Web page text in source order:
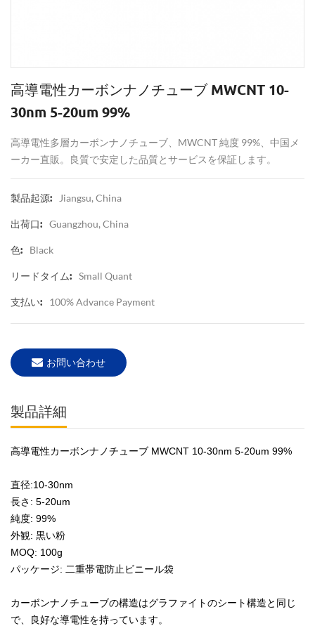
高導電性カーボンナノチューブ MWCNT 10-
30nm 5-20um 99%
高導電性多層カーボンナノチューブ、MWCNT 純度 99%、中国メ
ーカー直販。良質で安定した品質とサービスを保証します。
製品起源: Jiangsu, China
出荷口: Guangzhou, China
色: Black
リードタイム: Small Quant
支払い: 100% Advance Payment
お問い合わせ
製品詳細
高導電性カーボンナノチューブ MWCNT 10-30nm 5-20um 99%
直径:10-30nm
長さ: 5-20um
純度: 99%
外観: 黒い粉
MOQ: 100g
パッケージ: 二重帯電防止ビニール袋
カーボンナノチューブの構造はグラファイトのシート構造と同じ
で、良好な導電性を持っています。